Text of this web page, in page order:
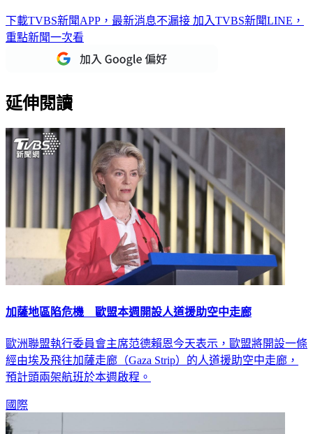
下載TVBS新聞APP，最新消息不漏接 加入TVBS新聞LINE，
重點新聞一次看
延伸閱讀
加薩地區陷危機 歐盟本週開設人道援助空中走廊
歐洲聯盟執行委員會主席范德賴恩今天表示，歐盟將開設一條
經由埃及飛往加薩走廊（Gaza Strip）的人道援助空中走廊，
預計頭兩架航班於本週啟程。
國際